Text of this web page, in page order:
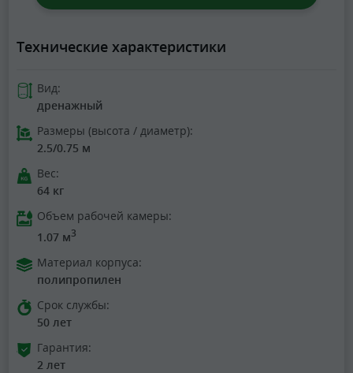
Технические характеристики
Вид:
дренажный
Размеры (высота / диаметр):
2.5/0.75 м
Вес:
64 кг
Объем рабочей камеры:
1.07 м3
Материал корпуса:
полипропилен
Срок службы:
50 лет
Гарантия:
2 лет